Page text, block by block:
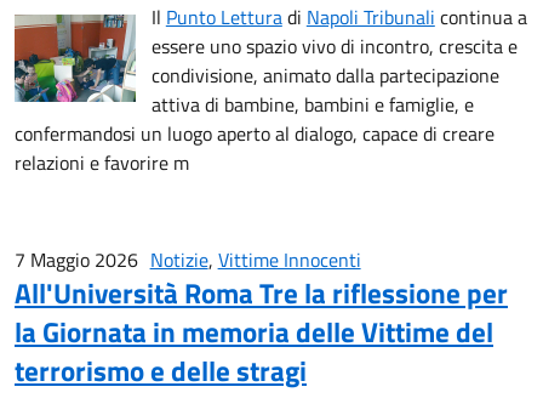
Il Punto Letturadi Napoli Tribunali continua a
essere uno spazio vivo di incontro, crescita e
condivisione, animato dalla partecipazione
attiva di bambine, bambini e famiglie, e
confermandosi un luogo aperto al dialogo, capace di creare
relazioni e favorire m
7 Maggio 2026 Notizie, Vittime Innocenti
All'Università Roma Tre la riflessione per
la Giornata in memoria delle Vittime del
terrorismo e delle stragi